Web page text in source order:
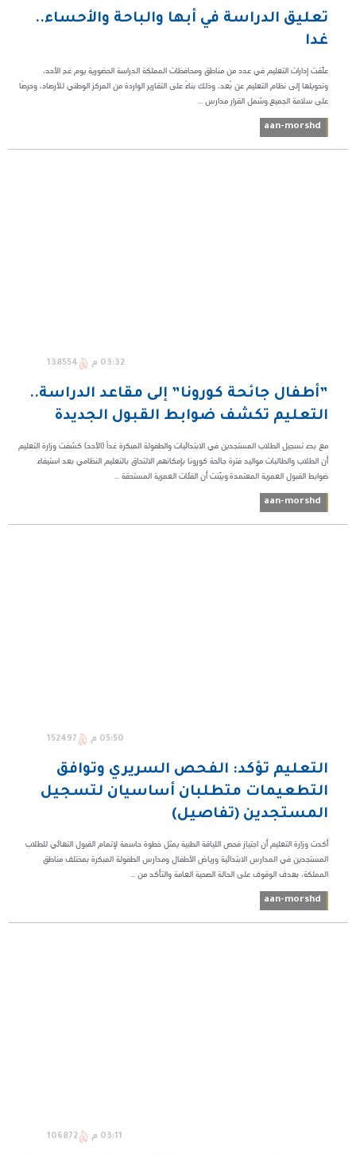
تعليق الدراسة في أبها والباحة والأحساء..
غدا
علّقت إدارات التعليم في عدد من مناطق ومحافظات المملكة الدراسة الحضورية يوم غدٍ الأحد،
وتحويلها إلى نظام التعليم عن بُعد، وذلك بناءً على التقارير الواردة من المركز الوطني للأرصاد، وحرصًا
على سلامة الجميع.وشمل القرار مدارس ...
aan-morshd
03:32 م 138554
​”أطفال جائحة كورونا” إلى مقاعد الدراسة..
التعليم تكشف ضوابط القبول الجديدة
مع بدء تسجيل الطلاب المستجدين في الابتدائيات والطفولة المبكرة غداً (الأحد) كشفت وزارة التعليم
أن الطلاب والطالبات مواليد فترة جائحة كورونا بإمكانهم الالتحاق بالتعليم النظامي بعد استيفاء
ضوابط القبول العمرية المعتمدة.وبيّنت أن الفئات العمرية المستحقة ...
aan-morshd
05:50 م 152497
التعليم تؤكد: الفحص السريري وتوافق
التطعيمات متطلبان أساسيان لتسجيل
المستجدين (تفاصيل)
أكدت وزارة التعليم أن اجتياز فحص اللياقة الطبية يمثل خطوة حاسمة لإتمام القبول النهائي للطلاب
المستجدين في المدارس الابتدائية ورياض الأطفال ومدارس الطفولة المبكرة بمختلف مناطق
المملكة، بهدف الوقوف على الحالة الصحية العامة والتأكد من ...
aan-morshd
03:11 م 106872